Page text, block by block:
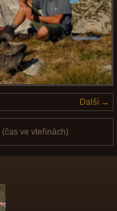
Další →
(čas ve vteřinách)